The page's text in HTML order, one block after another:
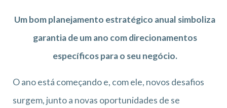
Um bom planejamento estratégico anual simboliza
garantia de um ano com direcionamentos
específicos para o seu negócio.
O ano está começando e, com ele, novos desafios
surgem, junto a novas oportunidades de se